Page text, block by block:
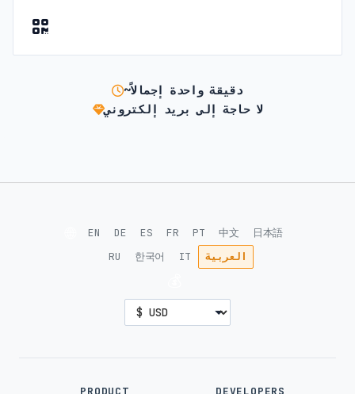
~دقيقة واحدة إجمالاً
لا حاجة إلى بريد إلكتروني
EN DE ES FR PT 中文
日本語
RU
한국어 IT العربية
PRODUCT DEVELOPERS